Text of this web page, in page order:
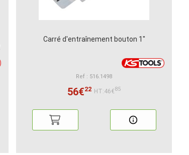
Carré d'entraînement bouton 1"
Ref : 516.1498
56€22 HT:46€85